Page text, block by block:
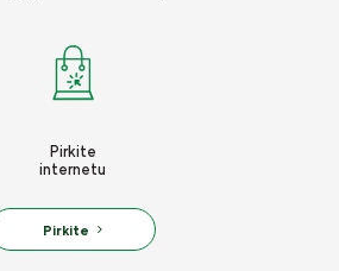
Pirkite
internetu
Pirkite